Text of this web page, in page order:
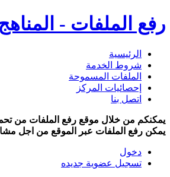
رفع الملفات -
الرئيسية
شروط الخدمة
الملفات المسموحة
إحصائيات المركز
اتصل بنا
يمكنكم من خلال موقع رفع الملفات من
يمكن رفع الملفات عبر الموقع من اجل
دخول
تسجيل عضوية جديده